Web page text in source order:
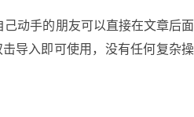
动手的朋友可以直接在文章后面
导入即可使用，没有任何复杂操